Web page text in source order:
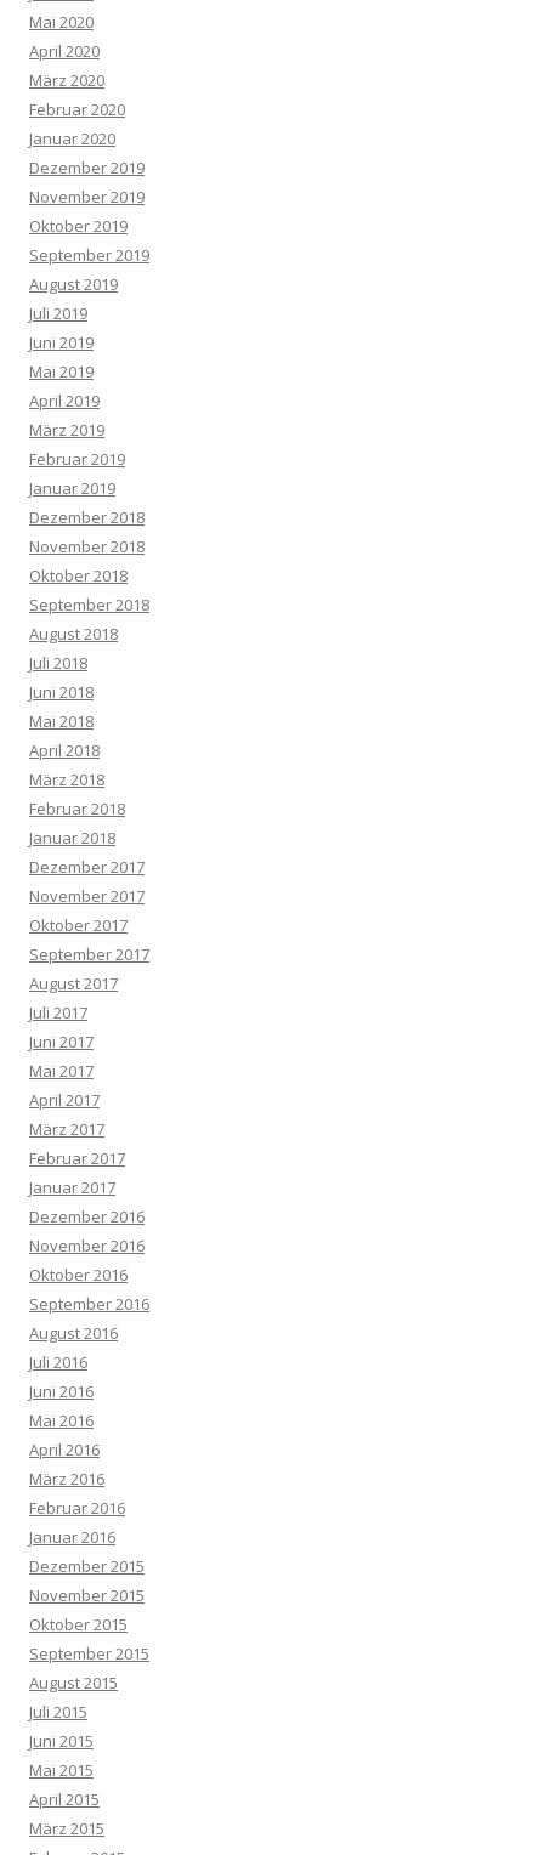
Mai 2020
April 2020
März 2020
Februar 2020
Januar 2020
Dezember 2019
November 2019
Oktober 2019
September 2019
August 2019
Juli 2019
Juni 2019
Mai 2019
April 2019
März 2019
Februar 2019
Januar 2019
Dezember 2018
November 2018
Oktober 2018
September 2018
August 2018
Juli 2018
Juni 2018
Mai 2018
April 2018
März 2018
Februar 2018
Januar 2018
Dezember 2017
November 2017
Oktober 2017
September 2017
August 2017
Juli 2017
Juni 2017
Mai 2017
April 2017
März 2017
Februar 2017
Januar 2017
Dezember 2016
November 2016
Oktober 2016
September 2016
August 2016
Juli 2016
Juni 2016
Mai 2016
April 2016
März 2016
Februar 2016
Januar 2016
Dezember 2015
November 2015
Oktober 2015
September 2015
August 2015
Juli 2015
Juni 2015
Mai 2015
April 2015
März 2015